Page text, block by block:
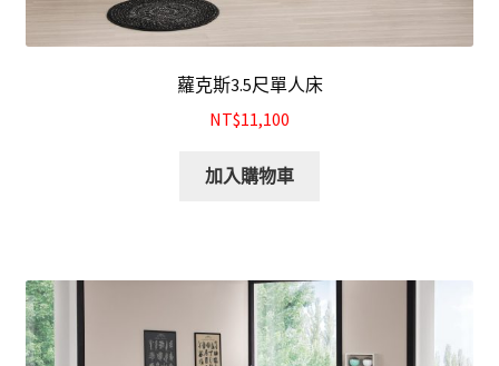
多功能桌(收銀台)
我的帳號
蘿克斯3.5尺單人床
NT$11,100
加入購物車